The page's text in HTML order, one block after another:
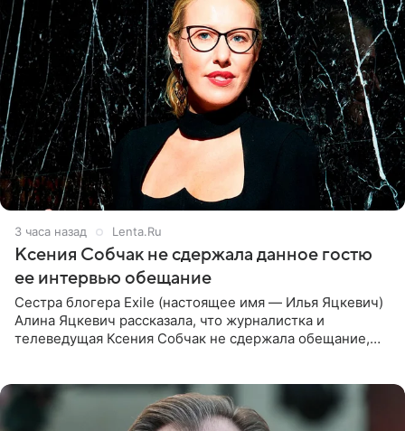
4 часа назад Lenta.Ru
Ксения Собчак не сдержала данное гостю
ее интервью обещание
Сестра блогера Exile (настоящее имя — Илья Яцкевич)
Алина Яцкевич рассказала, что журналистка и
телеведущая Ксения Собчак не сдержала обещание,